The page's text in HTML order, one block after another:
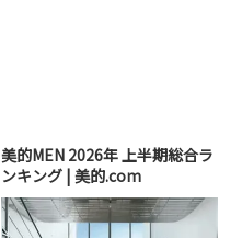
美的MEN 2026年 上半期総合ラ
ンキング | 美的.com